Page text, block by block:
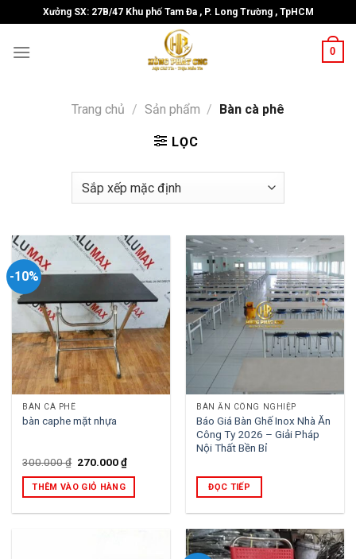
to
content
Xưởng SX: 27B/47 Khu phố Tam Đa , P. Long Trường , TpHCM
0
Trang chủ / Sản phẩm / Bàn cà phê
LỌC
-10%
BÀN CÀ PHÊ
bàn caphe mặt nhựa
300.000₫ Giá
là:
300.000 ₫.
270.000₫Giá
tại
THÊM VÀO GIỎ HÀNG
BÀN ĂN CÔNG NGHIỆP
Báo Giá Bàn Ghế Inox Nhà Ăn
Công Ty 2026 – Giải Pháp
Nội Thất Bền Bỉ
ĐỌC TIẾP